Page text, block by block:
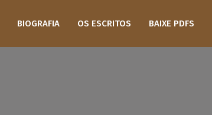
BIOGRAFIA OS ESCRITOS BAIXE PDFS